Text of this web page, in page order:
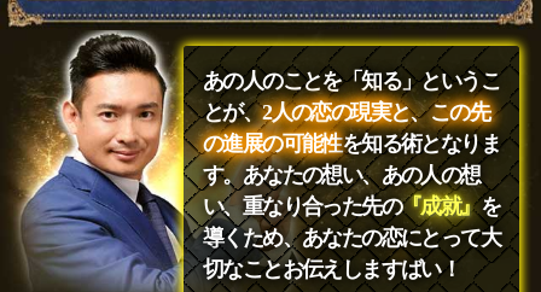
あの人のことを「知る」というこ
とが、2人の恋の現実と、この先
の進展の可能性を知る術となりま
す。あなたの想い、あの人の想
い、重なり合った先の『成就』を
導くため、あなたの恋にとって大
切なことお伝えしますばい！